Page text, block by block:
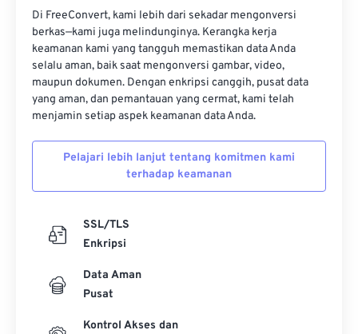
Di FreeConvert, kami lebih dari sekadar mengonversi
berkas—kami juga melindunginya. Kerangka kerja
keamanan kami yang tangguh memastikan data Anda
selalu aman, baik saat mengonversi gambar, video,
maupun dokumen. Dengan enkripsi canggih, pusat data
yang aman, dan pemantauan yang cermat, kami telah
menjamin setiap aspek keamanan data Anda.
Pelajari lebih lanjut tentang komitmen kami
terhadap keamanan
SSL/TLS
Enkripsi
Data Aman
Pusat
Kontrol Akses dan